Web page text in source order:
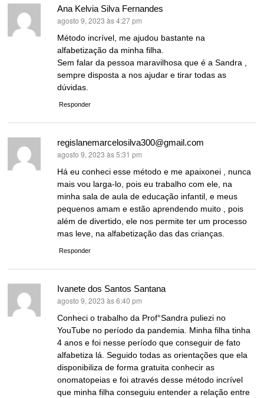
Ana Kelvia Silva Fernandes
disse:
agosto 9, 2023 às 4:27 pm
Método incrível, me ajudou bastante na
alfabetização da minha filha.
Sem falar da pessoa maravilhosa que é a Sandra ,
sempre disposta a nos ajudar e tirar todas as
dúvidas.
Responder
regislanemarcelosilva300@gmail.com
disse:
agosto 9, 2023 às 5:31 pm
Há eu conheci esse método e me apaixonei , nunca
mais vou larga-lo, pois eu trabalho com ele, na
minha sala de aula de educação infantil, e meus
pequenos amam e estão aprendendo muito , pois
além de divertido, ele nos permite ter um processo
mas leve, na alfabetização das das crianças.
Responder
Ivanete dos Santos Santana
disse:
agosto 9, 2023 às 6:40 pm
Conheci o trabalho da Prof°Sandra puliezi no
YouTube no período da pandemia. Minha filha tinha
4 anos e foi nesse período que conseguir de fato
alfabetiza lá. Seguido todas as orientações que ela
disponibiliza de forma gratuita conhecir as
onomatopeias e foi através desse método incrível
que minha filha conseguiu entender a relação entre